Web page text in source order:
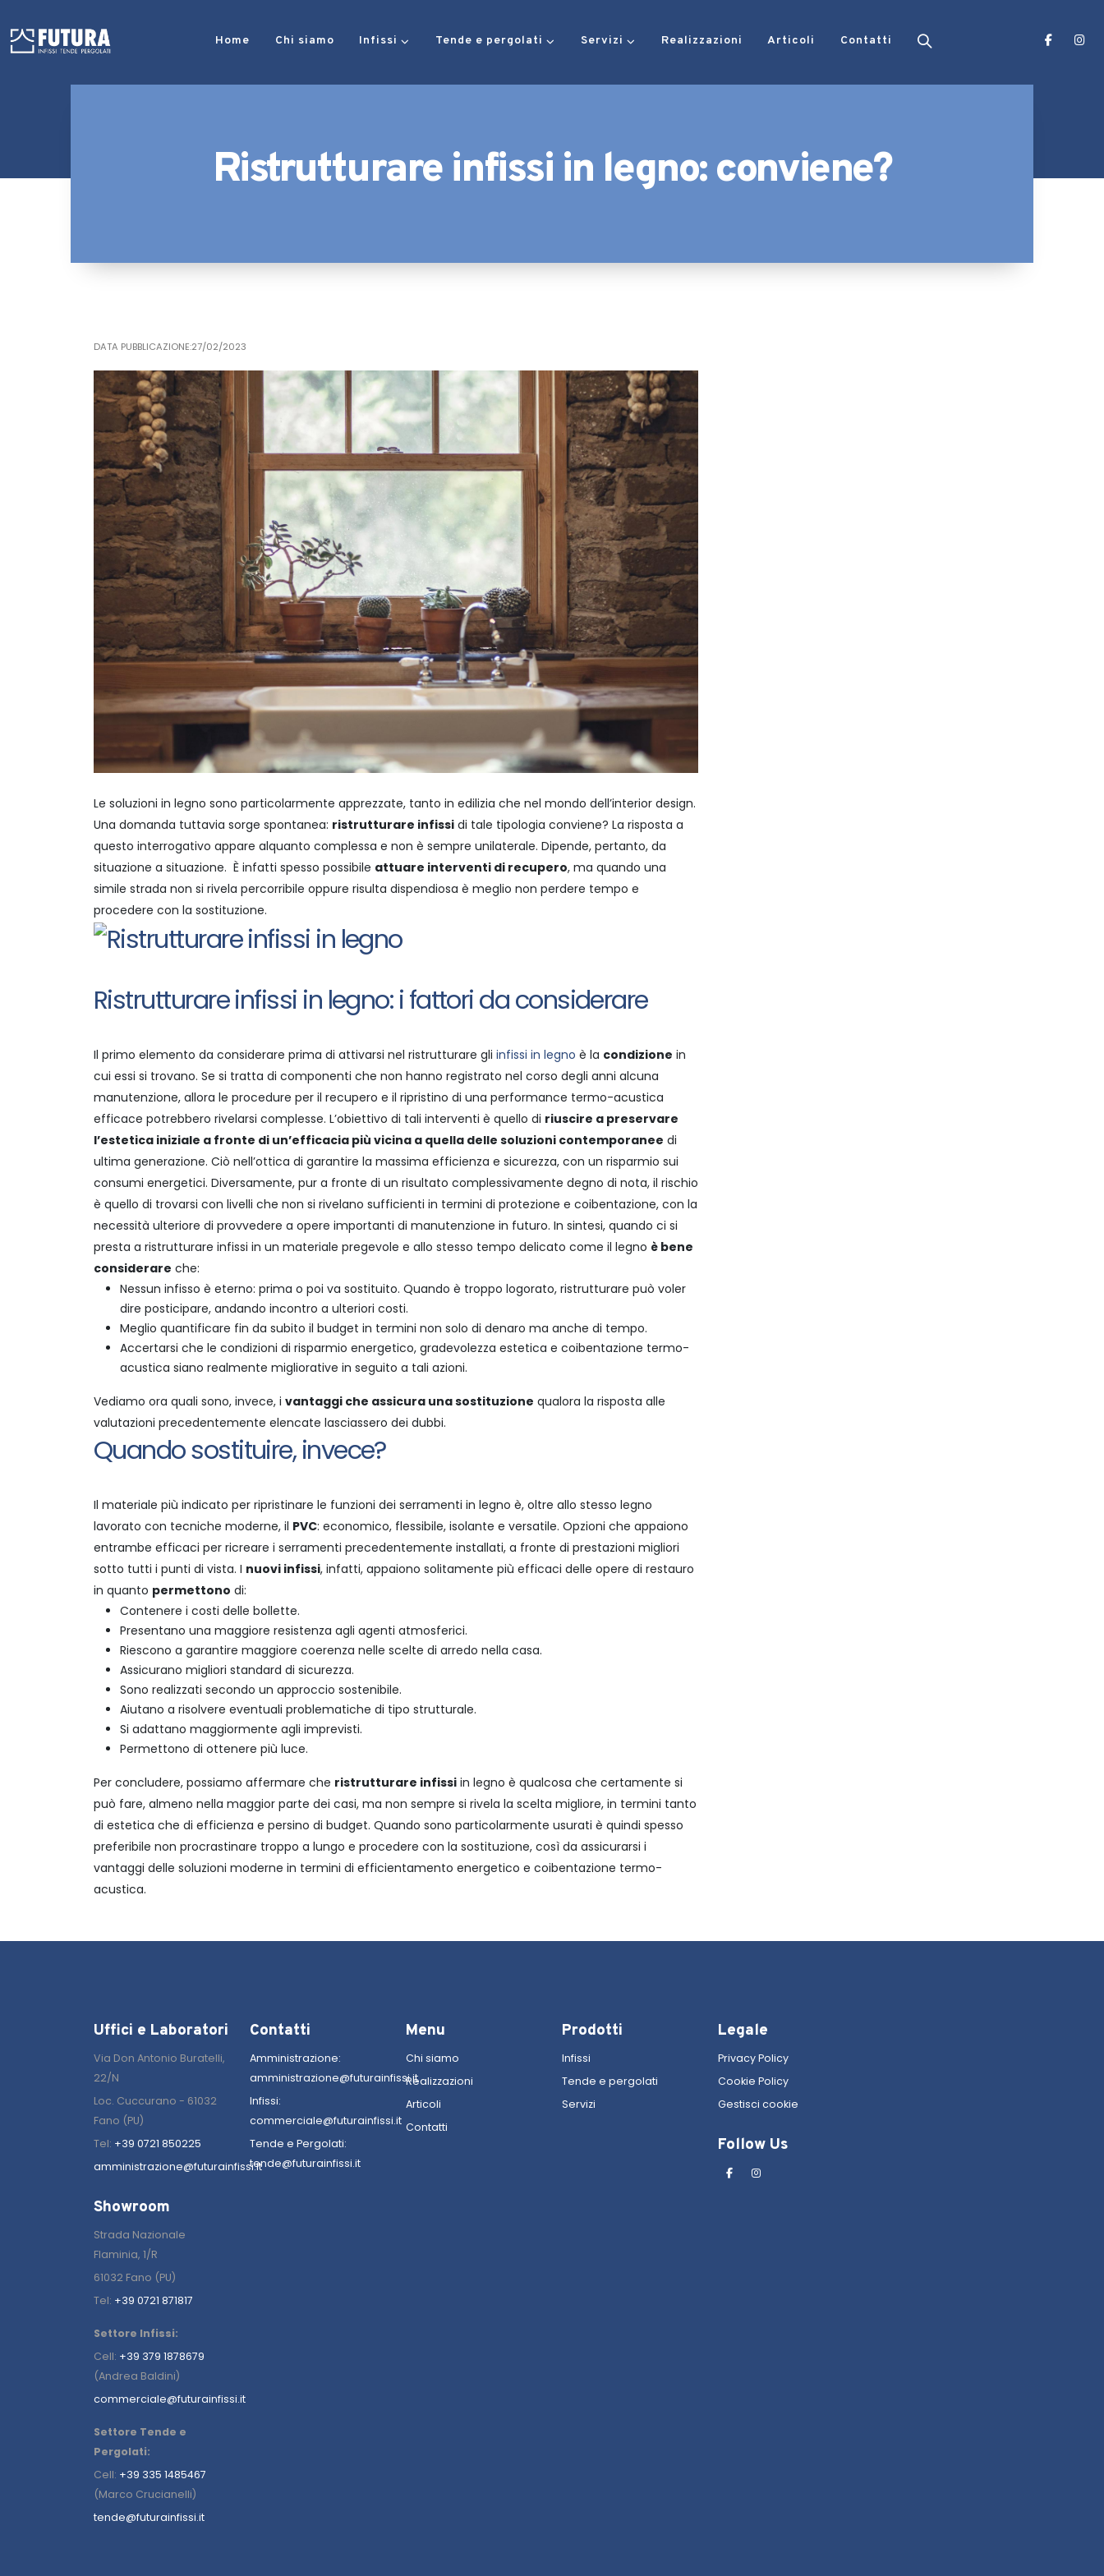
Home Chi siamo Infissi Tende e pergolati Servizi Realizzazioni Articoli Contatti
Ristrutturare infissi in legno: conviene?
DATA PUBBLICAZIONE:27/02/2023
Le soluzioni in legno sono particolarmente apprezzate, tanto in edilizia che nel mondo dell’interior design.
Una domanda tuttavia sorge spontanea: ristrutturare infissi di tale tipologia conviene? La risposta a
questo interrogativo appare alquanto complessa e non è sempre unilaterale. Dipende, pertanto, da
situazione a situazione. È infatti spesso possibile attuare interventi di recupero, ma quando una
simile strada non si rivela percorribile oppure risulta dispendiosa è meglio non perdere tempo e
procedere con la sostituzione.
Ristrutturare infissi in legno: i fattori da considerare
Il primo elemento da considerare prima di attivarsi nel ristrutturare gli infissi in legno è la condizione in
cui essi si trovano. Se si tratta di componenti che non hanno registrato nel corso degli anni alcuna
manutenzione, allora le procedure per il recupero e il ripristino di una performance termo-acustica
efficace potrebbero rivelarsi complesse. L’obiettivo di tali interventi è quello di riuscire a preservare
l’estetica iniziale a fronte di un’efficacia più vicina a quella delle soluzioni contemporanee di
ultima generazione. Ciò nell’ottica di garantire la massima efficienza e sicurezza, con un risparmio sui
consumi energetici. Diversamente, pur a fronte di un risultato complessivamente degno di nota, il rischio
è quello di trovarsi con livelli che non si rivelano sufficienti in termini di protezione e coibentazione, con la
necessità ulteriore di provvedere a opere importanti di manutenzione in futuro. In sintesi, quando ci si
presta a ristrutturare infissi in un materiale pregevole e allo stesso tempo delicato come il legno è bene
considerare che:
Nessun infisso è eterno: prima o poi va sostituito. Quando è troppo logorato, ristrutturare può voler
dire posticipare, andando incontro a ulteriori costi.
Meglio quantificare fin da subito il budget in termini non solo di denaro ma anche di tempo.
Accertarsi che le condizioni di risparmio energetico, gradevolezza estetica e coibentazione termo-
acustica siano realmente migliorative in seguito a tali azioni.
Vediamo ora quali sono, invece, i vantaggi che assicura una sostituzione qualora la risposta alle
valutazioni precedentemente elencate lasciassero dei dubbi.
Quando sostituire, invece?
Il materiale più indicato per ripristinare le funzioni dei serramenti in legno è, oltre allo stesso legno
lavorato con tecniche moderne, il PVC: economico, flessibile, isolante e versatile. Opzioni che appaiono
entrambe efficaci per ricreare i serramenti precedentemente installati, a fronte di prestazioni migliori
sotto tutti i punti di vista. I nuovi infissi, infatti, appaiono solitamente più efficaci delle opere di restauro
in quanto permettono di:
Contenere i costi delle bollette.
Presentano una maggiore resistenza agli agenti atmosferici.
Riescono a garantire maggiore coerenza nelle scelte di arredo nella casa.
Assicurano migliori standard di sicurezza.
Sono realizzati secondo un approccio sostenibile.
Aiutano a risolvere eventuali problematiche di tipo strutturale.
Si adattano maggiormente agli imprevisti.
Permettono di ottenere più luce.
Per concludere, possiamo affermare che ristrutturare infissi in legno è qualcosa che certamente si
può fare, almeno nella maggior parte dei casi, ma non sempre si rivela la scelta migliore, in termini tanto
di estetica che di efficienza e persino di budget. Quando sono particolarmente usurati è quindi spesso
preferibile non procrastinare troppo a lungo e procedere con la sostituzione, così da assicurarsi i
vantaggi delle soluzioni moderne in termini di efficientamento energetico e coibentazione termo-
acustica.
Uffici e Laboratori
Via Don Antonio Buratelli,
22/N
Loc. Cuccurano - 61032
Fano (PU)
Tel: +39 0721 850225
amministrazione@futurainfissi.it
Showroom
Strada Nazionale
Flaminia, 1/R
61032 Fano (PU)
Tel: +39 0721 871817
Settore Infissi:
Cell: +39 379 1878679
(Andrea Baldini)
commerciale@futurainfissi.it
Settore Tende e
Pergolati:
Cell: +39 335 1485467
(Marco Crucianelli)
tende@futurainfissi.it
Contatti
Amministrazione:
amministrazione@futurainfissi.it
Infissi:
commerciale@futurainfissi.it
Tende e Pergolati:
tende@futurainfissi.it
Menu
Chi siamo
Realizzazioni
Articoli
Contatti
Prodotti
Infissi
Tende e pergolati
Servizi
Legale
Privacy Policy
Cookie Policy
Gestisci cookie
Follow Us